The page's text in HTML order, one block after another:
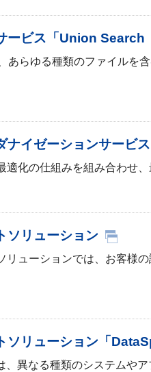
ービス「Union Search
あらゆる種類のファイルを
ナイゼーションサービス
適化の仕組みを組み合わせ
ソリューション
リューションでは、お客様
ソリューション「
、異なる種類のシステムや